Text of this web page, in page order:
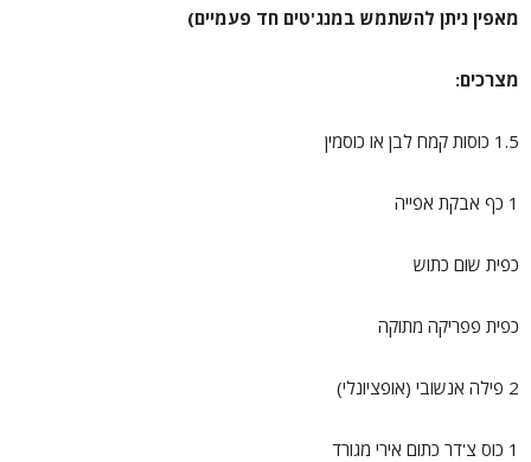
מאפין ניתן להשתמש במנג'טים חד פעמיים)
מצרכים:
1.5 כוסות קמח לבן או כוסמין
1 כף אבקת אפייה
כפית שום כתוש
כפית פפריקה מתוקה
2 פילה אנשובי (אופציונלי)
1 כוס צ'דר כתום אירי מגורד